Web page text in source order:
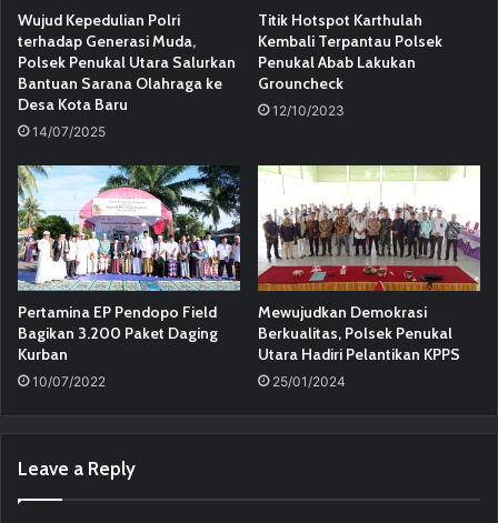
Wujud Kepedulian Polri
terhadap Generasi Muda,
Polsek Penukal Utara Salurkan
Bantuan Sarana Olahraga ke
Desa Kota Baru
14/07/2025
Titik Hotspot Karthulah
Kembali Terpantau Polsek
Penukal Abab Lakukan
Grouncheck
12/10/2023
Pertamina EP Pendopo Field
Bagikan 3.200 Paket Daging
Kurban
10/07/2022
Mewujudkan Demokrasi
Berkualitas, Polsek Penukal
Utara Hadiri Pelantikan KPPS
25/01/2024
Leave a Reply